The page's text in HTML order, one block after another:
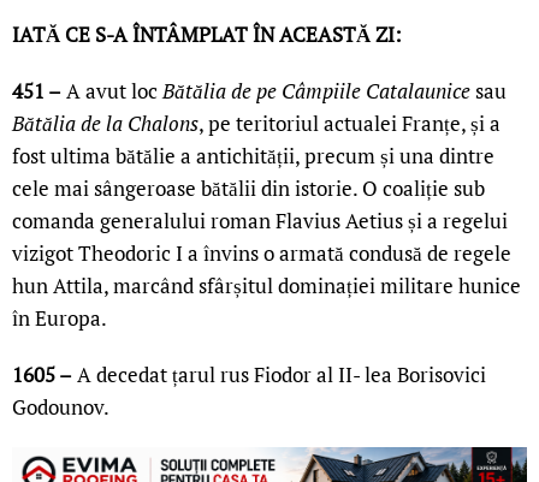
IATĂ CE S-A ÎNTÂMPLAT ÎN ACEASTĂ ZI:
451 –A avut locBătălia de pe Câmpiile Catalaunicesau
Bătălia de la Chalons, pe teritoriul actualei Franțe, și a
fost ultima bătălie a antichității, precum și una dintre
cele mai sângeroase bătălii din istorie. O coaliție sub
comanda generalului roman Flavius Aetius și a regelui
vizigot Theodoric I a învins o armată condusă de regele
hun Attila, marcând sfârșitul dominației militare hunice
în Europa.
1605 –A decedat țarul rus Fiodor al II- lea Borisovici
Godounov.